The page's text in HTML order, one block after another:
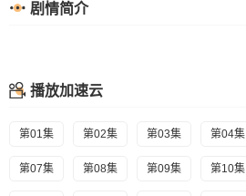
剧情简介
播放加速云
第01集 第02集 第03集 第04集
第07集 第08集 第09集 第10集